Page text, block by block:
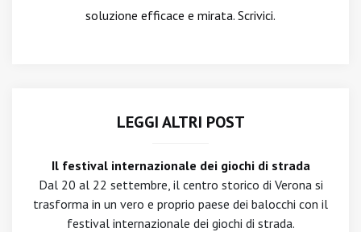
soluzione efficace e mirata. Scrivici.
LEGGI ALTRI POST
Il festival internazionale dei giochi di strada
Dal 20 al 22 settembre, il centro storico di Verona si
trasforma in un vero e proprio paese dei balocchi con il
festival internazionale dei giochi di strada.